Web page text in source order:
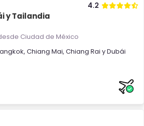
4.2
y Tailandia
Ciudad de México
, Chiang Mai, Chiang Rai yDubái